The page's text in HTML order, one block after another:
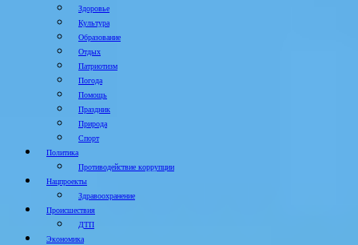
Здоровье
Культура
Образование
Отдых
Патриотизм
Погода
Помощь
Праздник
Природа
Спорт
Политика
Противодействие коррупции
Нацпроекты
Здравоохранение
Происшествия
ДТП
Экономика